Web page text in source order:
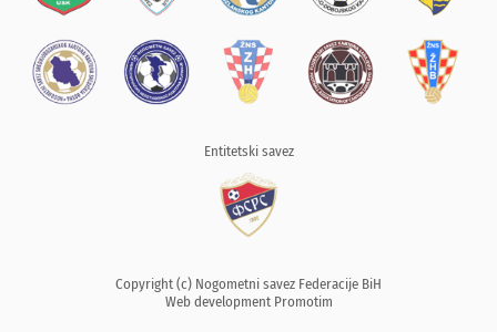
Entitetski savez
Copyright (c) Nogometni savez Federacije BiH
Web development Promotim